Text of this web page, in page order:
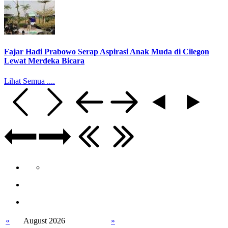
Fajar Hadi Prabowo Serap Aspirasi Anak Muda di Cilegon
Lewat Merdeka Bicara
Lihat Semua ....
« August 2026
»